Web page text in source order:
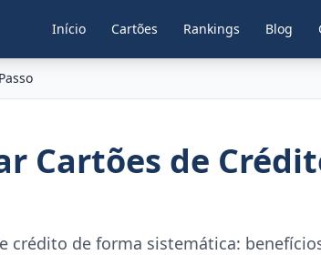
Início Cartões Rankings Blog
Cartões de
crédito de forma sistemática: